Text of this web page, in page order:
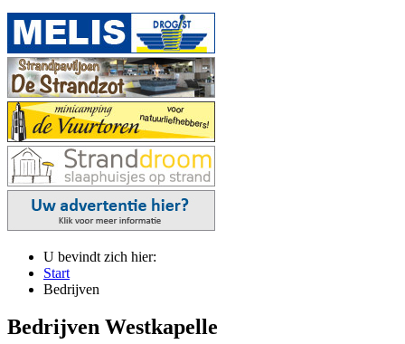
U bevindt zich hier:
Start
Bedrijven
Bedrijven Westkapelle